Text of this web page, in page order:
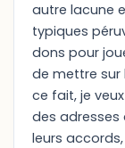
autre lacune
typiques
dons pour
de mettre sur
ce fait, je
des adresses
leurs